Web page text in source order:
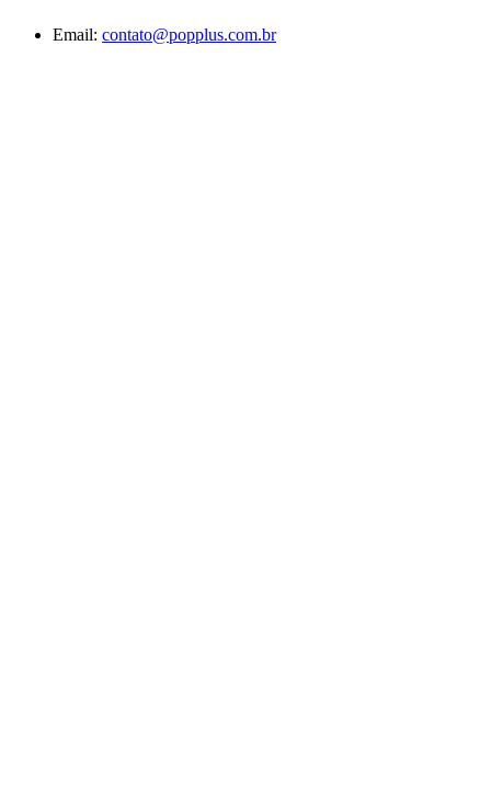
Email: contato@popplus.com.br